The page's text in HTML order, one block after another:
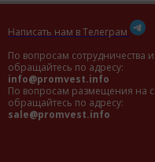
Написать нам в Телеграм
По вопросам сотрудничества
обращайтесь по адресу:
info@promvest.info
По вопросам размещения на
обращайтесь по адресу:
sale@promvest.info